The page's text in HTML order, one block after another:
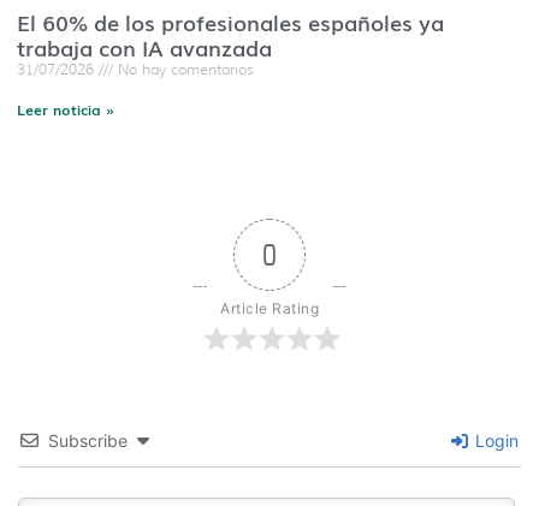
El 60% de los profesionales españoles ya
trabaja con IA avanzada
31/07/2026 No hay comentarios
Leer noticia »
0
Article Rating
Subscribe Login